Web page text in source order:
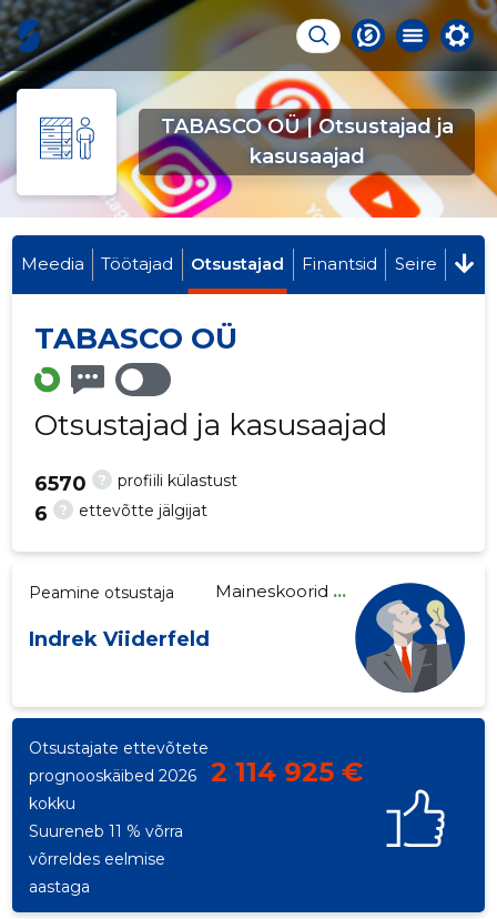
TABASCO OÜ | Otsustajad ja
kasusaajad
Meedia Töötajad Otsustajad Finantsid Seire
TABASCO OÜ
Otsustajad ja kasusaajad
? profiili külastust
6570
? ettevõtte jälgijat
6
Peamine otsustaja
Indrek Viiderfeld
Maineskoorid ...
Otsustajate ettevõtete
prognooskäibed 2026
kokku
2 114 925 €
Suureneb 11 % võrra
võrreldes eelmise
aastaga